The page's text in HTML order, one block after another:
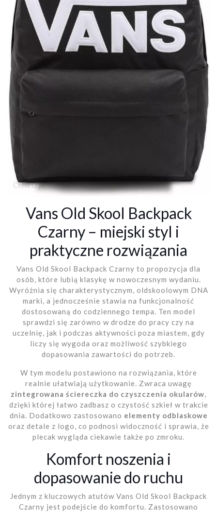
Vans Old Skool Backpack
Czarny – miejski styl i
praktyczne rozwiązania
Vans Old Skool Backpack Czarny to propozycja dla
osób, które lubią klasykę w nowoczesnym wydaniu.
Wyróżnia się charakterystycznym, oldskoolowym DNA
marki, a jednocześnie stawia na funkcjonalność
dostosowaną do codziennego tempa. Ten model
sprawdzi się zarówno w drodze do pracy czy na
uczelnię, jak i podczas aktywności poza miastem, gdy
liczy się wygoda oraz możliwość szybkiego
dopasowania zawartości do potrzeb.
W tym modelu postawiono na rozwiązania, które
realnie ułatwiają użytkowanie. Zwraca uwagę
zintegrowana ściereczka do czyszczenia okularów
dzięki której łatwo zadbasz o czystość szkieł w trakcie
dnia. Dodatkowo zastosowano elementy odblaskowe
oraz detale z logo, co podnosi widoczność i sprawia, że
plecak wygląda ciekawie także po zmroku.
Komfort noszenia i
dopasowanie do ruchu
Jednym z kluczowych atutów Vans Old Skool Backpack
Czarny jest podejście do komfortu. Zastosowano